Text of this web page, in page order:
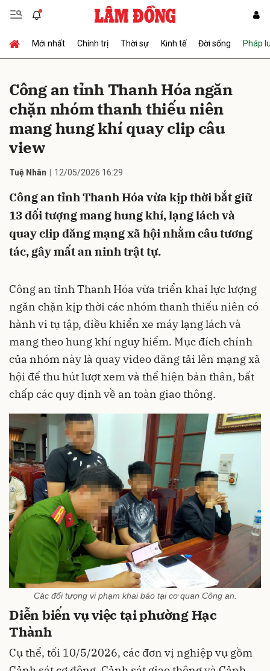
Mới nhất Chính trị Thời sự Kinh tế Đời sống Pháp
Công an tỉnh Thanh Hóa ngăn
chặn nhóm thanh thiếu niên
mang hung khí quay clip câu
view
Tuệ Nhân 12/05/2026 16:29
Công an tỉnh Thanh Hóa vừa kịp thời bắt giữ
13 đối tượng mang hung khí, lạng lách và
quay clip đăng mạng xã hội nhằm câu tương
tác, gây mất an ninh trật tự.
Công an tỉnh Thanh Hóa vừa triển khai lực lượng
ngăn chặn kịp thời các nhóm thanh thiếu niên có
hành vi tụ tập, điều khiển xe máy lạng lách và
mang theo hung khí nguy hiểm. Mục đích chính
của nhóm này là quay video đăng tải lên mạng xã
hội để thu hút lượt xem và thể hiện bản thân, bất
chấp các quy định về an toàn giao thông.
Các đối tượng vi phạm khai báo tại cơ quan Công an.
Diễn biến vụ việc tại phường Hạc
Thành
Cụ thể, tối 10/5/2026, các đơn vị nghiệp vụ gồm
Gửi bình luận